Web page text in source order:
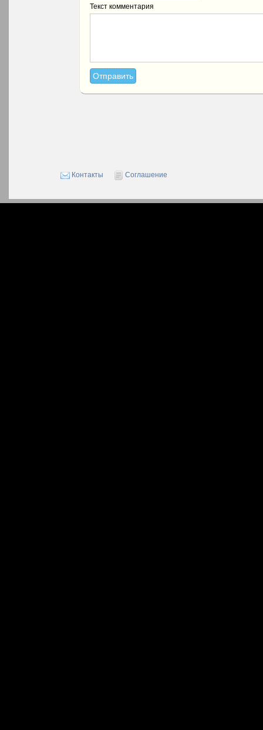
Текст комментария
Контакты Соглашение